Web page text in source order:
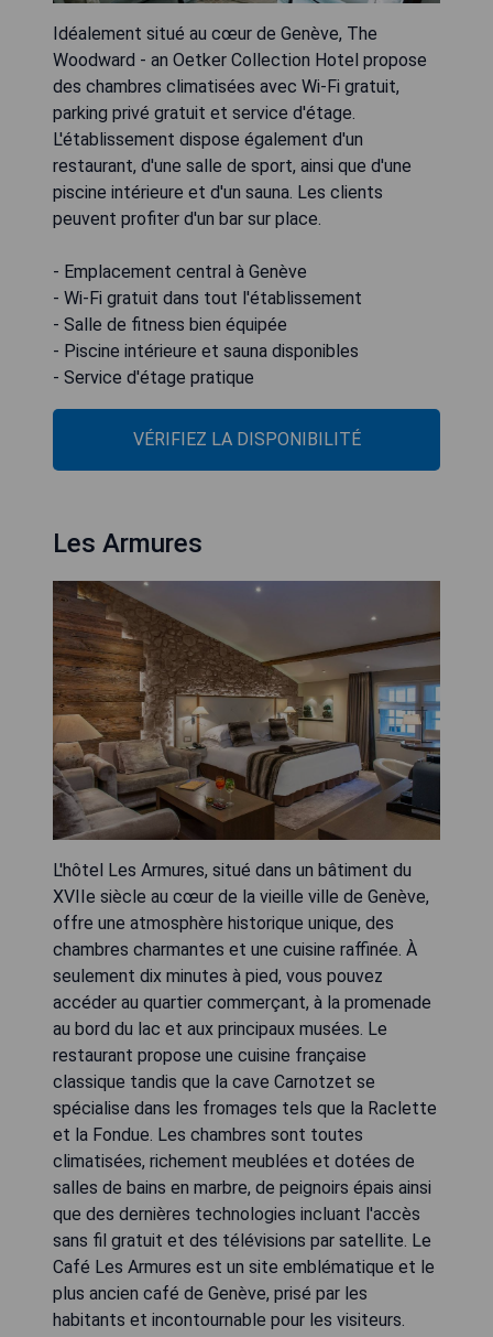
Idéalement situé au cœur de Genève, The
Woodward - an Oetker Collection Hotel propose
des chambres climatisées avec Wi-Fi gratuit,
parking privé gratuit et service d'étage.
L'établissement dispose également d'un
restaurant, d'une salle de sport, ainsi que d'une
piscine intérieure et d'un sauna. Les clients
peuvent profiter d'un bar sur place.
- Emplacement central à Genève
- Wi-Fi gratuit dans tout l'établissement
- Salle de fitness bien équipée
- Piscine intérieure et sauna disponibles
- Service d'étage pratique
VÉRIFIEZ LA DISPONIBILITÉ
Les Armures
L'hôtel Les Armures, situé dans un bâtiment du
XVIIe siècle au cœur de la vieille ville de Genève,
offre une atmosphère historique unique, des
chambres charmantes et une cuisine raffinée. À
seulement dix minutes à pied, vous pouvez
accéder au quartier commerçant, à la promenade
au bord du lac et aux principaux musées. Le
restaurant propose une cuisine française
classique tandis que la cave Carnotzet se
spécialise dans les fromages tels que la Raclette
et la Fondue. Les chambres sont toutes
climatisées, richement meublées et dotées de
salles de bains en marbre, de peignoirs épais ainsi
que des dernières technologies incluant l'accès
sans fil gratuit et des télévisions par satellite. Le
Café Les Armures est un site emblématique et le
plus ancien café de Genève, prisé par les
habitants et incontournable pour les visiteurs.